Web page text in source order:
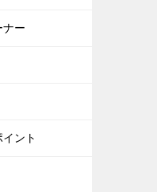
ナー
ント